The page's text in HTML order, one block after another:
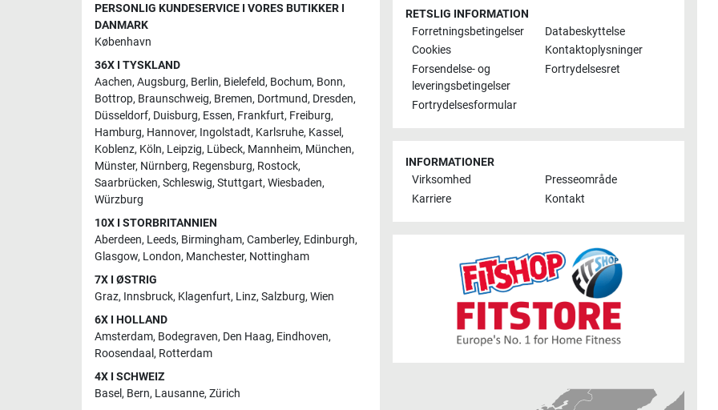
PERSONLIG KUNDESERVICE I VORES BUTIKKER I
DANMARK
København
36X I TYSKLAND
Aachen, Augsburg, Berlin, Bielefeld, Bochum, Bonn,
Bottrop, Braunschweig, Bremen, Dortmund, Dresden,
Düsseldorf, Duisburg, Essen, Frankfurt, Freiburg,
Hamburg, Hannover, Ingolstadt, Karlsruhe, Kassel,
Koblenz, Köln, Leipzig, Lübeck, Mannheim, München,
Münster, Nürnberg, Regensburg, Rostock,
Saarbrücken, Schleswig, Stuttgart, Wiesbaden,
Würzburg
10X I STORBRITANNIEN
Aberdeen, Leeds, Birmingham, Camberley, Edinburgh,
Glasgow, London, Manchester, Nottingham
7X I ØSTRIG
Graz, Innsbruck, Klagenfurt, Linz, Salzburg, Wien
6X I HOLLAND
Amsterdam, Bodegraven, Den Haag, Eindhoven,
Roosendaal , Rotterdam
4X I SCHWEIZ
Basel, Bern, Lausanne, Zürich
RETSLIG INFORMATION
Forretningsbetingelser
Databeskyttelse
Cookies
Kontaktoplysninger
Forsendelse- og
leveringsbetingelser
Fortrydelsesret
Fortrydelsesformular
INFORMATIONER
Virksomhed
Presseområde
Karriere
Kontakt